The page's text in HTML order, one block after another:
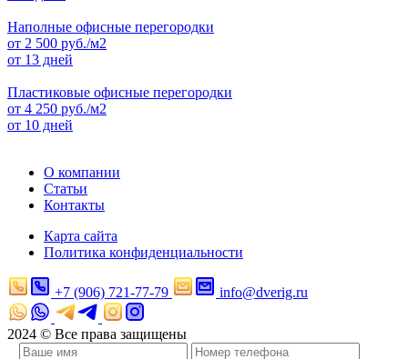
Наполные офисные перегородки
от 2 500 руб./м2
от 13 дней
Пластиковые офисные перегородки
от 4 250 руб./м2
от 10 дней
О компании
Статьи
Контакты
Карта сайта
Политика конфиденциальности
+7 (906) 721-77-79 info@dverig.ru
2024 © Все права защищены